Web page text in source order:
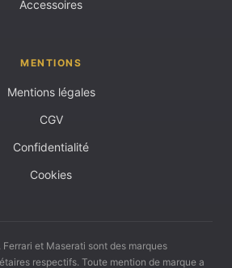
Accessoires
MENTIONS
Mentions légales
CGV
Confidentialité
Cookies
et Maserati sont des marques
respectifs. Toute mention de marque a